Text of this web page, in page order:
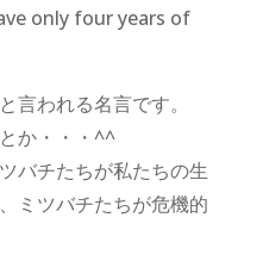
only four years of
言われる名言です。
か・・・^^
バチたちが私たちの生
ミツバチたちが危機的